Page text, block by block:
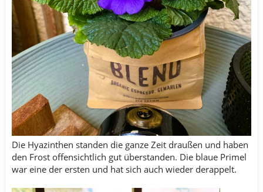
Die Hyazinthen standen die ganze Zeit draußen und haben
den Frost offensichtlich gut überstanden. Die blaue Primel
war eine der ersten und hat sich auch wieder derappelt.